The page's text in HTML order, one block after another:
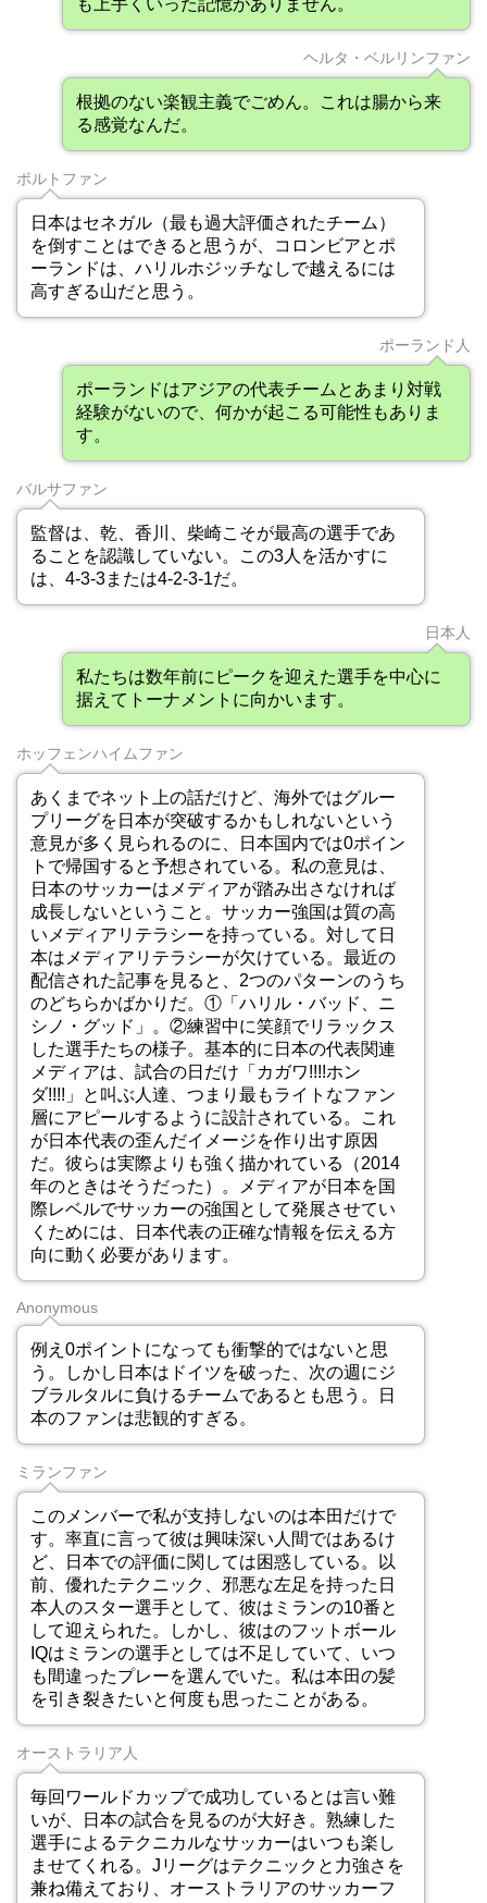
も上手くいった記憶がありません。
ヘルタ・ベルリンファン
根拠のない楽観主義でごめん。これは腸から来
る感覚なんだ。
ポルトファン
日本はセネガル（最も過大評価されたチーム）
を倒すことはできると思うが、コロンビアとポ
ーランドは、ハリルホジッチなしで越えるには
高すぎる山だと思う。
ポーランド人
ポーランドはアジアの代表チームとあまり対戦
経験がないので、何かが起こる可能性もありま
す。
バルサファン
監督は、乾、香川、柴崎こそが最高の選手であ
ることを認識していない。この3人を活かすに
は、4-3-3または4-2-3-1だ。
日本人
私たちは数年前にピークを迎えた選手を中心に
据えてトーナメントに向かいます。
ホッフェンハイムファン
あくまでネット上の話だけど、海外ではグルー
プリーグを日本が突破するかもしれないという
意見が多く見られるのに、日本国内では0ポイン
トで帰国すると予想されている。私の意見は、
日本のサッカーはメディアが踏み出さなければ
成長しないということ。サッカー強国は質の高
いメディアリテラシーを持っている。対して日
本はメディアリテラシーが欠けている。最近の
配信された記事を見ると、2つのパターンのうち
のどちらかばかりだ。①「ハリル・バッド、ニ
シノ・グッド」。②練習中に笑顔でリラックス
した選手たちの様子。基本的に日本の代表関連
メディアは、試合の日だけ「カガワ!!!!ホン
ダ!!!!」と叫ぶ人達、つまり最もライトなファン
層にアピールするように設計されている。これ
が日本代表の歪んだイメージを作り出す原因
だ。彼らは実際よりも強く描かれている（2014
年のときはそうだった）。メディアが日本を国
際レベルでサッカーの強国として発展させてい
くためには、日本代表の正確な情報を伝える方
向に動く必要があります。
Anonymous
例え0ポイントになっても衝撃的ではないと思
う。しかし日本はドイツを破った、次の週にジ
ブラルタルに負けるチームであるとも思う。日
本のファンは悲観的すぎる。
ミランファン
このメンバーで私が支持しないのは本田だけで
す。率直に言って彼は興味深い人間ではあるけ
ど、日本での評価に関しては困惑している。以
前、優れたテクニック、邪悪な左足を持った日
本人のスター選手として、彼はミランの10番と
して迎えられた。しかし、彼はのフットボール
IQはミランの選手としては不足していて、いつ
も間違ったプレーを選んでいた。私は本田の髪
を引き裂きたいと何度も思ったことがある。
オーストラリア人
毎回ワールドカップで成功しているとは言い難
いが、日本の試合を見るのが大好き。熟練した
選手によるテクニカルなサッカーはいつも楽し
ませてくれる。Jリーグはテクニックと力強さを
兼ね備えており、オーストラリアのサッカーフ